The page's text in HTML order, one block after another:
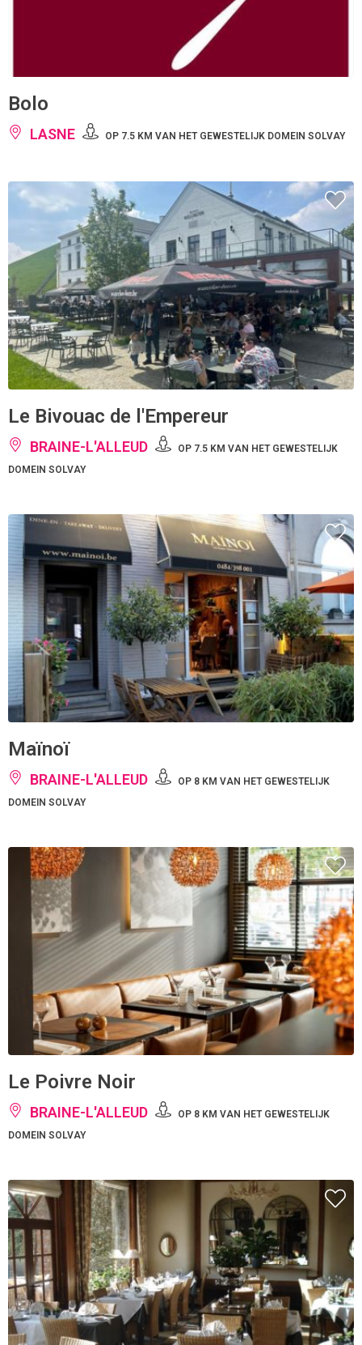
Bolo
LASNE OP 7.5 KM VAN HET GEWESTELIJK DOMEIN SOLVAY
Le Bivouac de l'Empereur
BRAINE-L'ALLEUD
OP 7.5 KM VAN HET GEWESTELIJK
DOMEIN SOLVAY
Maïnoï
BRAINE-L'ALLEUD
OP 8 KM VAN HET GEWESTELIJK
DOMEIN SOLVAY
Le Poivre Noir
BRAINE-L'ALLEUD
OP 8 KM VAN HET GEWESTELIJK
DOMEIN SOLVAY